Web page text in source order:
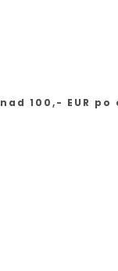
100,- EUR po